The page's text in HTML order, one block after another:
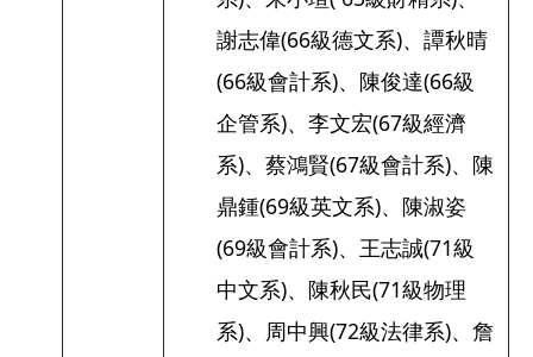
謝志偉(66級德文系)、譚秋晴
(66級會計系)、陳俊達(66級
企管系)、李文宏(67級經濟
系)、蔡鴻賢(67級會計系)、陳
鼎鍾(69級英文系)、陳淑姿
(69級會計系)、王志誠(71級
中文系)、陳秋民(71級物理
系)、周中興(72級法律系)、詹